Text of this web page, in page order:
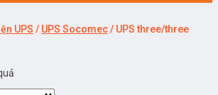
UPS / UPS Socomec/ UPS three/three